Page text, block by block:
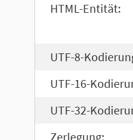
HTML-Entität:
UTF-8-
UTF-16-
UTF-32-
Zerlegung: